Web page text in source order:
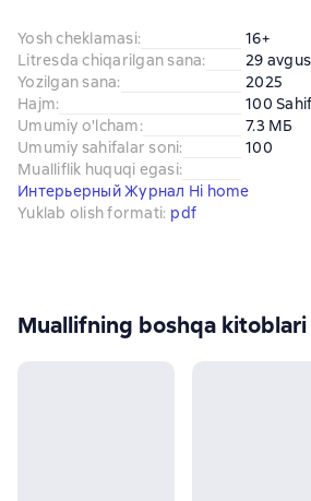
Yosh cheklamasi:
16+
Litresda chiqarilgan sana:
29
Yozilgan sana:
2025
Hajm:
100
Umumiy o'lcham:
7.3 МБ
Umumiy sahifalar soni:
100
Mualliflik huquqi egasi:
Интерьерный Журнал Hi home
Yuklab olish formati: pdf
Muallifning boshqa kitoblari